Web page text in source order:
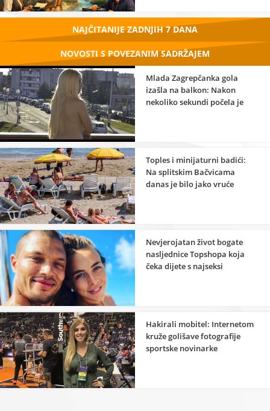
NAJČITANIJE ZADNJIH 7 DANA
NOVOSTI S POVEZANIM SADRŽAJEM
Mlada Zagrepčanka gola
izašla na balkon: Nakon
nekoliko sekundi počela je
Toples i minijaturni badići:
Na splitskim Bačvicama
danas je bilo jako vruće
Nevjerojatan život bogate
nasljednice Topshopa koja
čeka dijete s najseksi
Hakirali mobitel: Internetom
kruže golišave fotografije
sportske novinarke